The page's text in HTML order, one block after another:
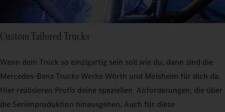
Custom Tailored Trucks
Wenn dein Truck so einzigartig sein soll wie du, dann sind die
Mercedes-Benz Trucks Werke Wörth und Molsheim für dich da.
Hier realisieren Profis deine speziellen Anforderungen, die über
die Serienproduktion hinausgehen. Auch für diese